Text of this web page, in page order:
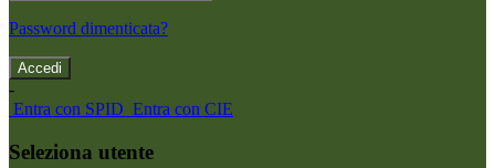
Password dimenticata?
-
Entra con SPID Entra con CIE
Seleziona utente